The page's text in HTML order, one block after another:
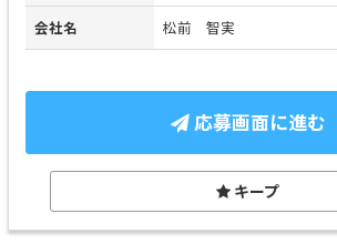
会社名 松前 智実
応募画面に進む
キープ